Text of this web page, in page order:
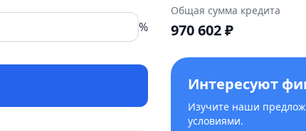
%
Общая сумма кредита
970 602₽
Интересуют
Изучите наши
условиями.